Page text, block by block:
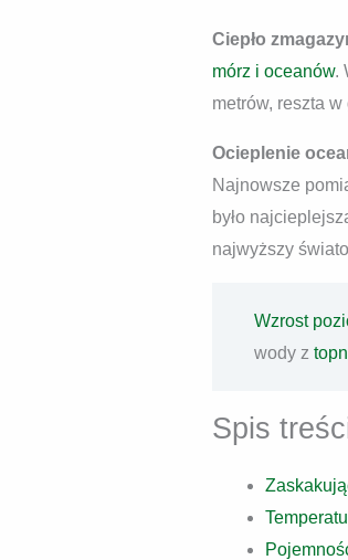
Ciepło
mórz i oceanów.
metrów, reszta w
Ocieplenie
Najnowsze
było
najwyższy
Wzrost
wody z
Spis